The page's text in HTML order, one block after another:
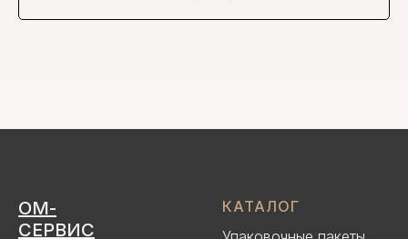
ОМ-
СЕРВИС
КАТАЛОГ